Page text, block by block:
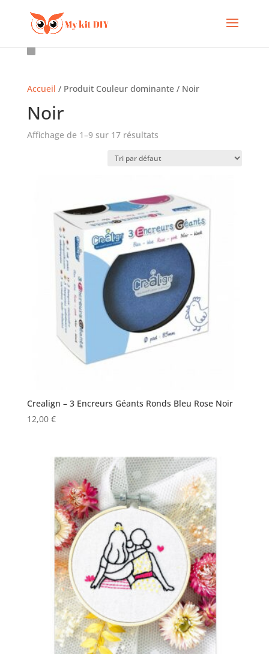
Accueil / Produit Couleur dominante / Noir
Noir
Affichage de 1–9 sur 17 résultats
Crealign – 3 Encreurs Géants Ronds Bleu Rose Noir
12,00 €